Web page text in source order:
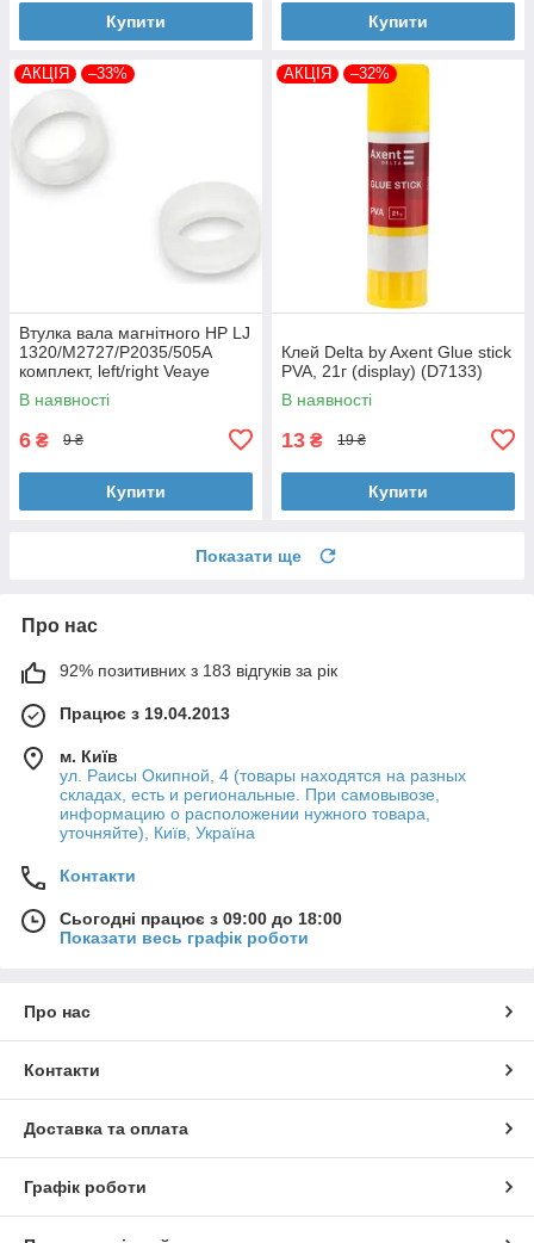
Купити Купити
АКЦІЯ –33%
Втулка вала магнітного HP LJ
1320/M2727/P2035/505A
комплект, left/right Veaye
(BSHMR-505U-VE)
В наявності
6 ₴ 9 ₴
Купити
АКЦІЯ –32%
Клей Delta by Axent Glue stick
PVA, 21г (display) (D7133)
В наявності
13 ₴ 19 ₴
Купити
Показати ще
Про нас
92% позитивних з 183 відгуків за рік
Працює з 19.04.2013
м. Київ
ул. Раисы Окипной, 4 (товары находятся на разных
складах, есть и региональные. При самовывозе,
информацию о расположении нужного товара,
уточняйте), Київ, Україна
Контакти
Сьогодні працює з 09:00 до 18:00
Показати весь графік роботи
Про нас
Контакти
Доставка та оплата
Графік роботи